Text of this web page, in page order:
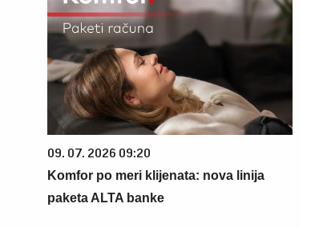
09. 07. 2026 09:20
Komfor po meri klijenata: nova linija
paketa ALTA banke